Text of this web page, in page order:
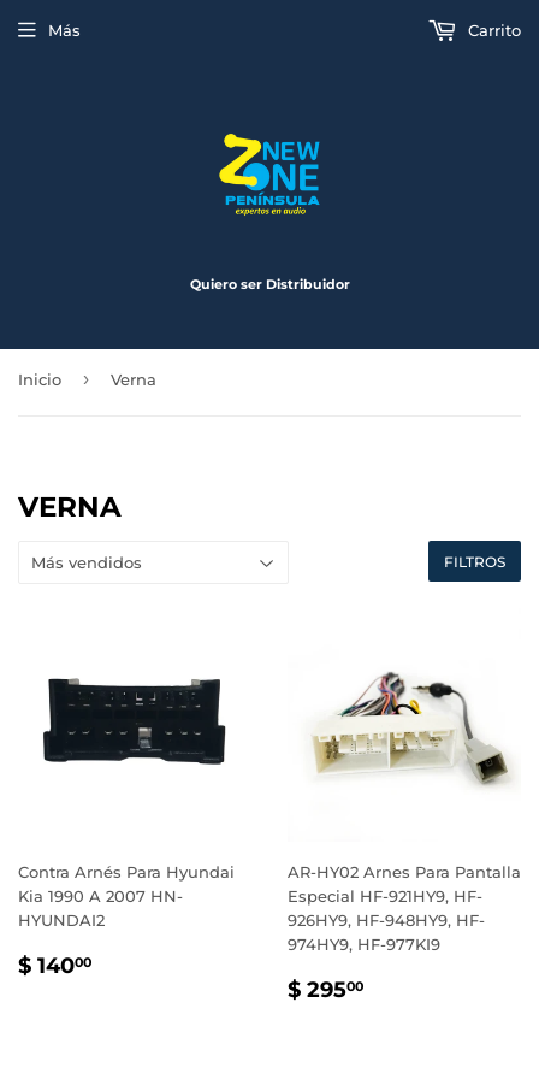
Quiero ser Distribuidor
Más Carrito
Inicio › Verna
VERNA
FILTROS
Contra Arnés Para Hyundai
Kia 1990 A 2007 HN-
HYUNDAI2
PRECIO
$ 14000
AR-HY02 Arnes Para Pantalla
Especial HF-921HY9, HF-
926HY9, HF-948HY9, HF-
974HY9, HF-977KI9
PRECIO
$ 29500